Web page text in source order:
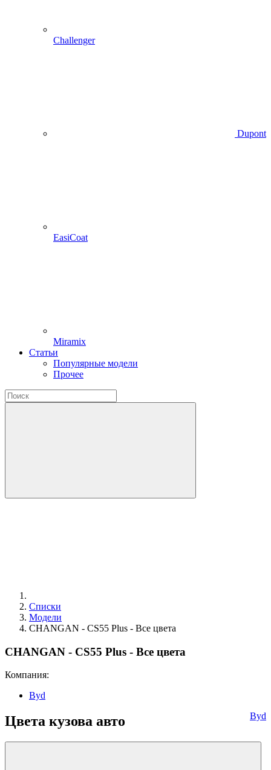
Challenger
Dupont
EasiCoat
Miramix
Статьи
Популярные модели
Прочее
Списки
Модели
CHANGAN - CS55 Plus - Все цвета
CHANGAN - CS55 Plus - Все цвета
Компания:
Byd
Byd
Цвета кузова авто